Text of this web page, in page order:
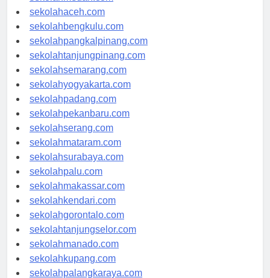
sekolahmedan.com
sekolahaceh.com
sekolahbengkulu.com
sekolahpangkalpinang.com
sekolahtanjungpinang.com
sekolahsemarang.com
sekolahyogyakarta.com
sekolahpadang.com
sekolahpekanbaru.com
sekolahserang.com
sekolahmataram.com
sekolahsurabaya.com
sekolahpalu.com
sekolahmakassar.com
sekolahkendari.com
sekolahgorontalo.com
sekolahtanjungselor.com
sekolahmanado.com
sekolahkupang.com